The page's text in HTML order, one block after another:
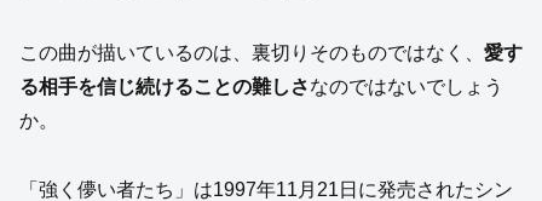
この曲が描いているのは、裏切りそのものではなく、 愛す
る相手を信じ続けることの難しさなのではないでしょう
か。
「強く儚い者たち」は1997年11月21日に発売されたシン